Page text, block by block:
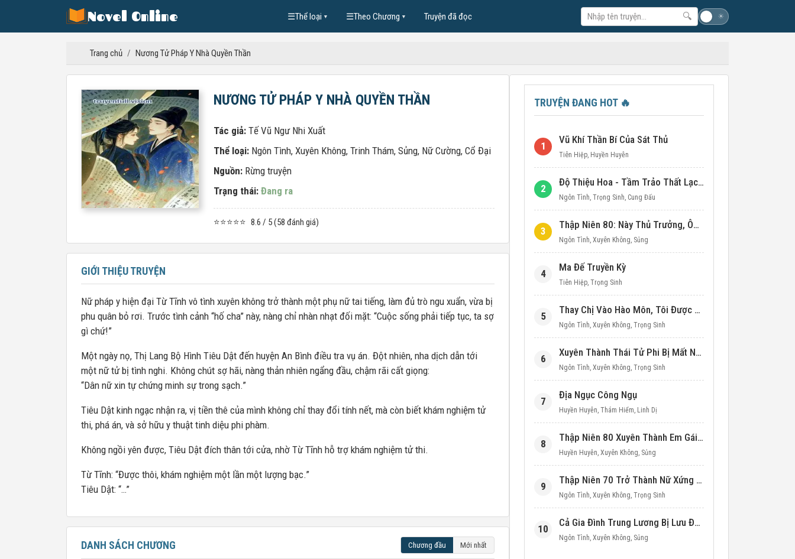
Novel Online ☰Thể loại ▼ ☰Theo Chương ▼ Truyện đã đọc 🔍 ☀
Trang chủ / Nương Tử Pháp Y Nhà Quyền Thần
NƯƠNG TỬ PHÁP Y NHÀ QUYỀN THẦN
Tác giả: Tế Vũ Ngư Nhi Xuất
Thể loại: Ngôn Tình, Xuyên Không, Trinh Thám, Sủng, Nữ Cường, Cổ Đại
Nguồn: Rừng truyện
Trạng thái: Đang ra
⭐⭐⭐⭐⭐ 8.6 / 5 (58 đánh giá)
GIỚI THIỆU TRUYỆN
Nữ pháp y hiện đại Từ Tĩnh vô tình xuyên không trở thành một phụ nữ tai tiếng, làm đủ trò ngu xuẩn, vừa bị
phu quân bỏ rơi. Trước tình cảnh “hố cha” này, nàng chỉ nhàn nhạt đối mặt: “Cuộc sống phải tiếp tục, ta sợ
gì chứ!”
Một ngày nọ, Thị Lang Bộ Hình Tiêu Dật đến huyện An Bình điều tra vụ án. Đột nhiên, nha dịch dẫn tới
một nữ tử bị tình nghi. Không chút sợ hãi, nàng thản nhiên ngẩng đầu, chậm rãi cất giọng:
“Dân nữ xin tự chứng minh sự trong sạch.”
Tiêu Dật kinh ngạc nhận ra, vị tiền thê của mình không chỉ thay đổi tính nết, mà còn biết khám nghiệm tử
thi, phá án, và sở hữu y thuật tinh diệu phi phàm.
Không ngồi yên được, Tiêu Dật đích thân tới cửa, nhờ Từ Tĩnh hỗ trợ khám nghiệm tử thi.
Từ Tĩnh: “Được thôi, khám nghiệm một lần một lượng bạc.”
Tiêu Dật: “…”
DANH SÁCH CHƯƠNG Chương đầu Mới nhất
TRUYỆN ĐANG HOT 🔥
1
Vũ Khí Thần Bí Của Sát Thủ
Tiên Hiệp, Huyền Huyễn
2
Độ Thiệu Hoa - Tầm Trảo Thất Lạc Đích Ái Tình
Ngôn Tình, Trọng Sinh, Cung Đấu
3
Thập Niên 80: Này Thủ Trưởng, Ôm Một Cái Đi!
Ngôn Tình, Xuyên Không, Sủng
4
Ma Đế Truyền Kỳ
Tiên Hiệp, Trọng Sinh
5
Thay Chị Vào Hào Môn, Tôi Được Cưng Chiều Hết Mực (Thập Niên 90)
Ngôn Tình, Xuyên Không, Trọng Sinh
6
Xuyên Thành Thái Tử Phi Bị Mất Nước
Ngôn Tình, Xuyên Không, Trọng Sinh
7
Địa Ngục Công Ngụ
Huyền Huyễn, Thám Hiểm, Linh Dị
8
Thập Niên 80 Xuyên Thành Em Gái Học Bá
Huyền Huyễn, Xuyên Không, Sủng
9
Thập Niên 70 Trở Thành Nữ Xứng Nuôi Con Làm Giàu
Ngôn Tình, Xuyên Không, Trọng Sinh
10
Cả Gia Đình Trung Lương Bị Lưu Đày, Ta Mang Không Gian Cứu Cả Nhà
Ngôn Tình, Xuyên Không, Sủng